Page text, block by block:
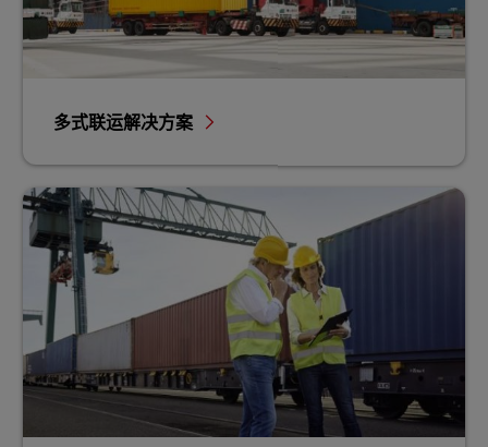
多式联运解决方案